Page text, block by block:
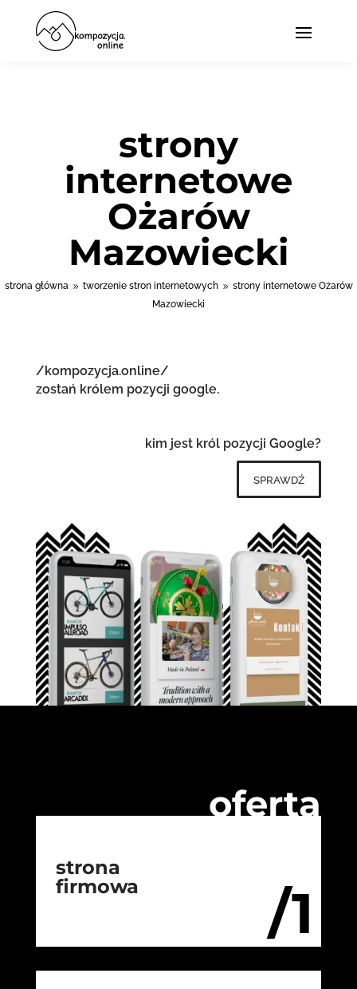
strony
internetowe
Ożarów
Mazowiecki
strona główna 9 tworzenie stron internetowych 9 strony internetowe Ożarów
Mazowiecki
/kompozycja.online/
zostań królem pozycji google.
kim jest król pozycji Google?
sprawdź
oferta
/1
strona
firmowa